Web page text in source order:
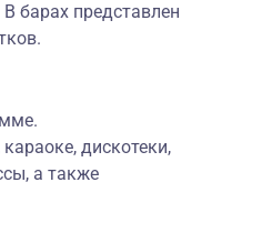
барах представлен
дискотеки,
а также